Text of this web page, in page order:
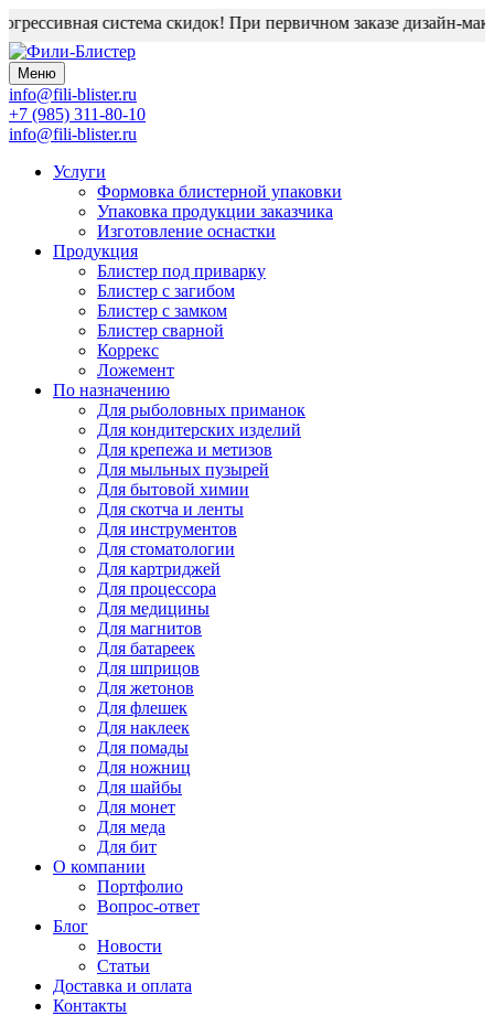
система скидок! При первичном заказе дизайн-
Меню
info@fili-blister.ru
+7 (985) 311-80-10
info@fili-blister.ru
Услуги
Формовка блистерной упаковки
Упаковка продукции заказчика
Изготовление оснастки
Продукция
Блистер под приварку
Блистер с загибом
Блистер с замком
Блистер сварной
Коррекс
Ложемент
По назначению
Для рыболовных приманок
Для кондитерских изделий
Для крепежа и метизов
Для мыльных пузырей
Для бытовой химии
Для скотча и ленты
Для инструментов
Для стоматологии
Для картриджей
Для процессора
Для медицины
Для магнитов
Для батареек
Для шприцов
Для жетонов
Для флешек
Для наклеек
Для помады
Для ножниц
Для шайбы
Для монет
Для меда
Для бит
О компании
Портфолио
Вопрос-ответ
Блог
Новости
Статьи
Доставка и оплата
Контакты